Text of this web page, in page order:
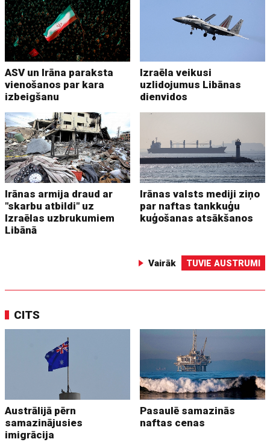
ASV un Irāna paraksta
vienošanos par kara
izbeigšanu
Izraēla veikusi
uzlidojumus Libānas
dienvidos
Irānas armija draud ar
"skarbu atbildi" uz
Izraēlas uzbrukumiem
Libānā
Irānas valsts mediji ziņo
par naftas tankkuģu
kuģošanas atsākšanos
Vairāk TUVIE AUSTRUMI
CITS
Austrālijā pērn
samazinājusies
imigrācija
Pasaulē samazinās
naftas cenas